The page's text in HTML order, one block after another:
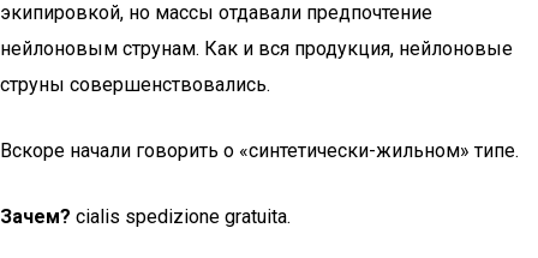
экипировкой, но массы отдавали предпочтение
нейлоновым струнам. Как и вся продукция, нейлоновые
струны совершенствовались.
Вскоре начали говорить о «синтетически-жильном» типе.
Зачем? cialis spedizione gratuita.